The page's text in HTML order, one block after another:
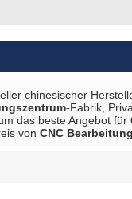
chinesischer
-Fabrik,
das beste Angebot für
von CNC